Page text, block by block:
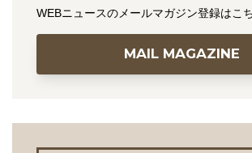
WEBニュースのメールマガジン登録はこ
MAIL MAGAZINE